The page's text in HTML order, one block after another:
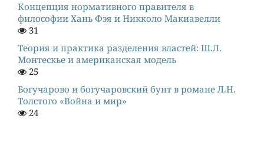
Концепция нормативного правителя в
философии Хань Фэя и Никколо Макиавелли
31
Теория и практика разделения властей: Ш.Л.
Монтескье и американская модель
25
Богучарово и богучаровский бунт в романе Л.Н.
Толстого «Война и мир»
24